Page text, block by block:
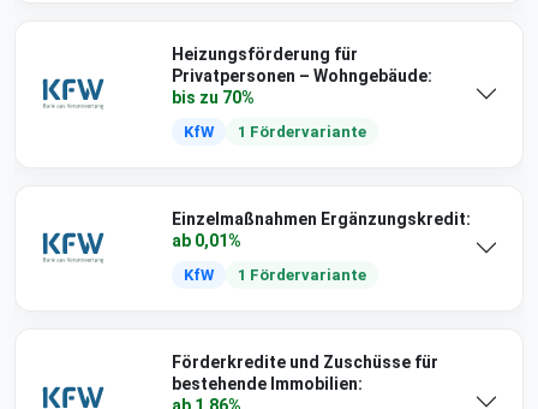
Heizungsförderung für
Privatpersonen – Wohngebäude:
bis zu 70%
KfW 1 Fördervariante
Einzelmaßnahmen Ergänzungskredit:
ab 0,01%
KfW 1 Fördervariante
Förderkredite und Zuschüsse für
bestehende Immobilien:
ab 1,86%